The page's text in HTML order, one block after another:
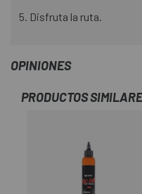
5. Disfruta la ruta.
OPINIONES
PRODUCTOS